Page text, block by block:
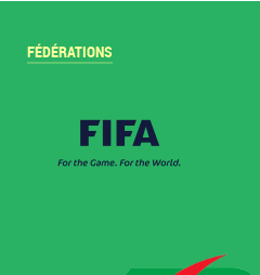
FÉDÉRATIONS